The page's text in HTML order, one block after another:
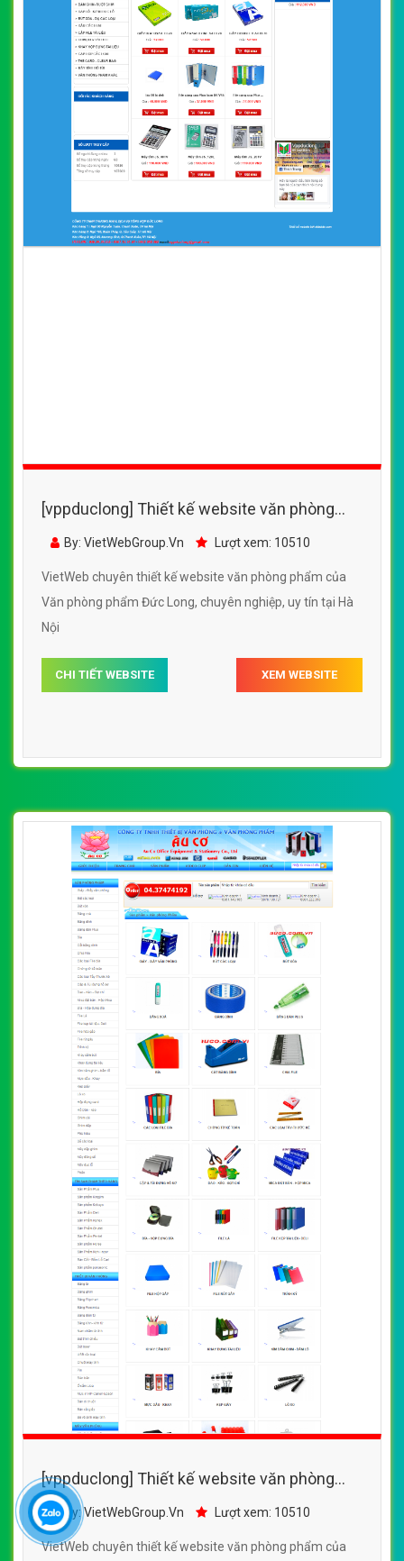
[vppduclong] Thiết kế website văn phòng
phẩm của Văn phòng phẩm Đức Long
By: VietWebGroup.Vn Lượt xem: 10510
VietWeb chuyên thiết kế website văn phòng phẩm của
Văn phòng phẩm Đức Long, chuyên nghiệp, uy tín tại Hà
Nội
CHI TIẾT WEBSITE XEM WEBSITE
[vppduclong] Thiết kế website văn phòng
phẩm của Văn phòng phẩm Âu Cơ
By: VietWebGroup.Vn Lượt xem: 10510
VietWeb chuyên thiết kế website văn phòng phẩm của